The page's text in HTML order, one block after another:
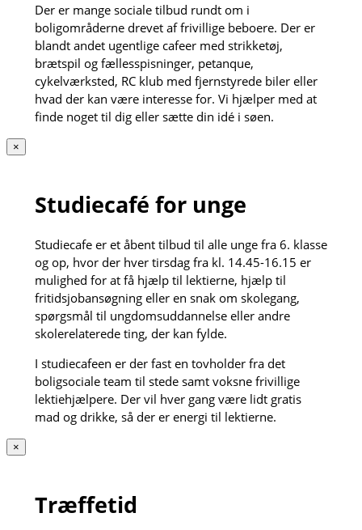
Der er mange sociale tilbud rundt om i
boligområderne drevet af frivillige beboere. Der er
blandt andet ugentlige cafeer med strikketøj,
brætspil og fællesspisninger, petanque,
cykelværksted, RC klub med fjernstyrede biler eller
hvad der kan være interesse for. Vi hjælper med at
finde noget til dig eller sætte din idé i søen.
×
Studiecafé for unge
Studiecafe er et åbent tilbud til alle unge fra 6. klasse
og op, hvor der hver tirsdag fra kl. 14.45-16.15 er
mulighed for at få hjælp til lektierne, hjælp til
fritidsjobansøgning eller en snak om skolegang,
spørgsmål til ungdomsuddannelse eller andre
skolerelaterede ting, der kan fylde.
I studiecafeen er der fast en tovholder fra det
boligsociale team til stede samt voksne frivillige
lektiehjælpere. Der vil hver gang være lidt gratis
mad og drikke, så der er energi til lektierne.
×
Træffetid